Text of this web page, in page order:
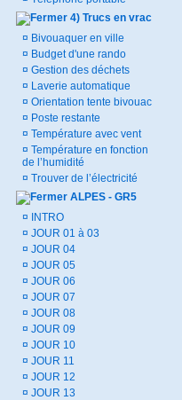
4) Trucs en vrac
¤ Bivouaquer en ville
¤ Budget d'une rando
¤ Gestion des déchets
¤ Laverie automatique
¤ Orientation tente bivouac
¤ Poste restante
¤ Température avec vent
¤ Température en fonction
de l’humidité
¤ Trouver de l’électricité
ALPES - GR5
¤ INTRO
¤ JOUR 01 à 03
¤ JOUR 04
¤ JOUR 05
¤ JOUR 06
¤ JOUR 07
¤ JOUR 08
¤ JOUR 09
¤ JOUR 10
¤ JOUR 11
¤ JOUR 12
¤ JOUR 13